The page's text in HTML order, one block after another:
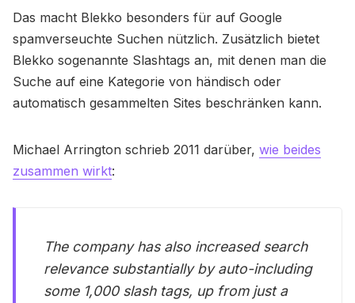
Das macht Blekko besonders für auf Google
spamverseuchte Suchen nützlich. Zusätzlich bietet
Blekko sogenannte Slashtags an, mit denen man die
Suche auf eine Kategorie von händisch oder
automatisch gesammelten Sites beschränken kann.
Michael Arrington schrieb 2011 darüber, wie beides
zusammen wirkt:
The company has also increased search
relevance substantially by auto-including
some 1,000 slash tags, up from just a